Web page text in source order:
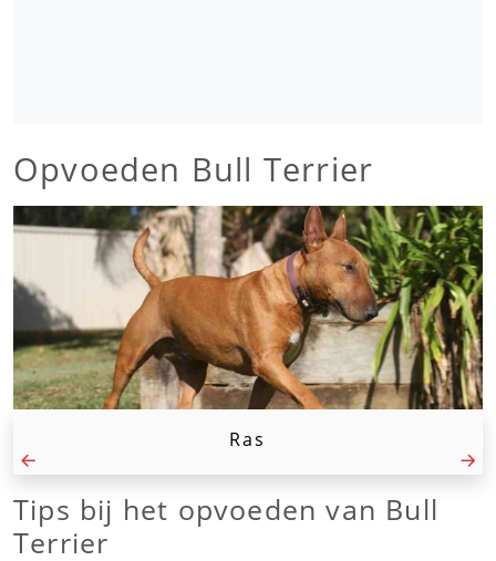
Opvoeden Bull Terrier
Ras
Tips bij het opvoeden van Bull
Terrier